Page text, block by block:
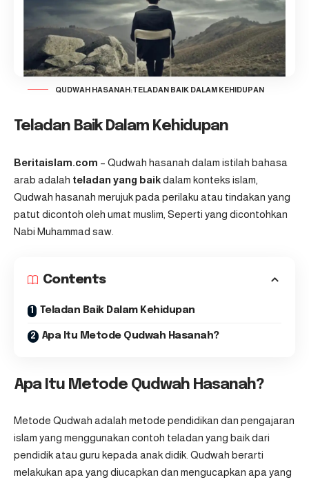
QUDWAH HASANAH:TELADAN BAIK DALAM KEHIDUPAN
Teladan Baik Dalam Kehidupan
Beritaislam.com – Qudwah hasanah dalam istilah bahasa
arab adalah teladan yang baikdalam konteks islam,
Qudwah hasanah merujuk pada perilaku atau tindakan yang
patut dicontoh oleh umat muslim, Seperti yang dicontohkan
Nabi Muhammad saw.
Contents
Teladan Baik Dalam Kehidupan
Apa Itu Metode Qudwah Hasanah?
Apa Itu Metode Qudwah Hasanah?
Metode Qudwah adalah metode pendidikan dan pengajaran
islam yang menggunakan contoh teladan yang baik dari
pendidik atau guru kepada anak didik. Qudwah berarti
melakukan apa yang diucapkan dan mengucapkan apa yang